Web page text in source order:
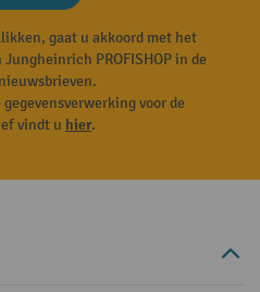
gaat u akkoord met het
PROFISHOP in de
voor de
vindt u hier.